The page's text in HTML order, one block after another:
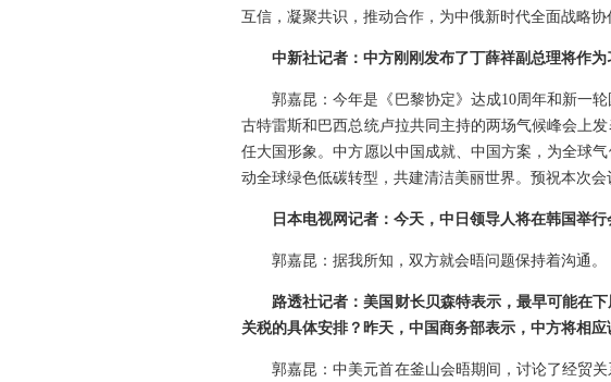
互信，凝聚共识，推动合作，为中俄新时代全面战略协
中新社记者：中方刚刚发布了丁薛祥副总理将作
郭嘉昆：今年是《巴黎协定》达成10周年和新一
古特雷斯和巴西总统卢拉共同主持的两场气候峰会上
任大国形象。中方愿以中国成就、中国方案，为全球
动全球绿色低碳转型，共建清洁美丽世界。预祝本次
日本电视网记者：今天，中日领导人将在韩国举
郭嘉昆：据我所知，双方就会晤问题保持着沟通。
路透社记者：美国财长贝森特表示，最早可能在
关税的具体安排？昨天，中国商务部表示，中方将相
郭嘉昆：中美元首在釜山会晤期间，讨论了经贸